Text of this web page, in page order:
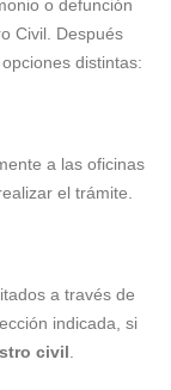
o defunción
Civil. Después
distintas:
a las oficinas
el trámite.
a través de
indicada, si
civil